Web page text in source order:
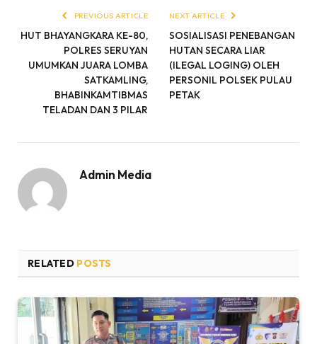
PREVIOUS ARTICLE
HUT BHAYANGKARA KE-80,
POLRES SERUYAN
UMUMKAN JUARA LOMBA
SATKAMLING,
BHABINKAMTIBMAS
TELADAN DAN 3 PILAR
NEXT ARTICLE
SOSIALISASI PENEBANGAN
HUTAN SECARA LIAR
(ILEGAL LOGING) OLEH
PERSONIL POLSEK PULAU
PETAK
Admin Media
RELATED POSTS